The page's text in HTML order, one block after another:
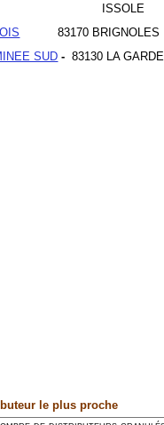
ISSOLE
83170 BRIGNOLES
SUD - 83130 LA GARDE
le plus proche